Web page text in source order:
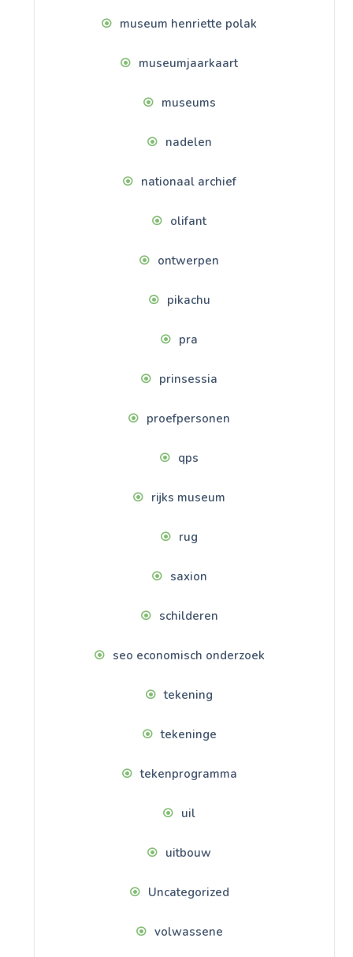
museum henriette polak
museumjaarkaart
museums
nadelen
nationaal archief
olifant
ontwerpen
pikachu
pra
prinsessia
proefpersonen
qps
rijks museum
rug
saxion
schilderen
seo economisch onderzoek
tekening
tekeninge
tekenprogramma
uil
uitbouw
Uncategorized
volwassene